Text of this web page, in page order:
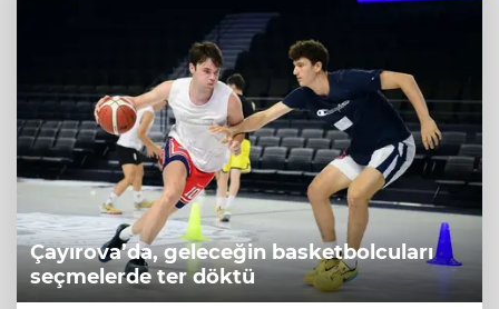
Çayırova’da, geleceğin basketbolcuları
seçmelerde ter döktü